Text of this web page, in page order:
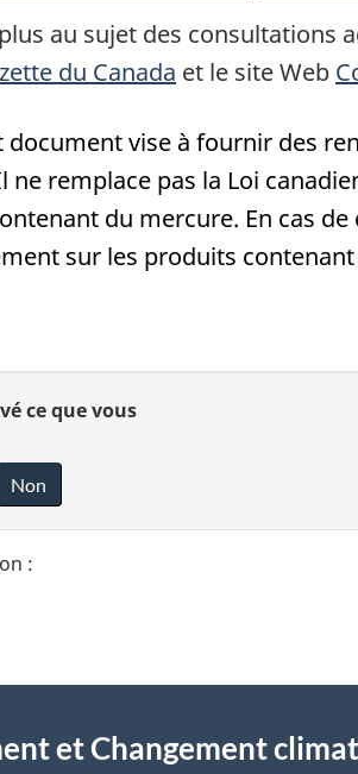
au sujet des consultations
du Canada et le site Web
document vise à fournir des
ne remplace pas la Loi
du mercure. En cas
sur les produits
ce que vous
Non
et Changement